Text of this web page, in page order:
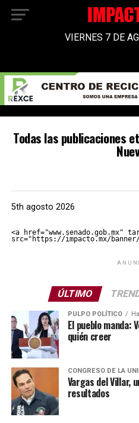
VIERNES 7 DE
Todas las publicaciones
5th agosto 2026
<a href="www.senado.gob.mx"
src="https://impacto.mx/
ÚLTIMO
PULPO POLÍTICO
El pueblo manda:
quién creer
CONGRESO DE LA
Vargas del Villar,
resultados